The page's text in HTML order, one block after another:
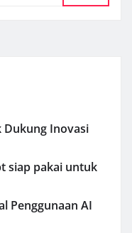
Dukung Inovasi
siap pakai untuk
Penggunaan AI